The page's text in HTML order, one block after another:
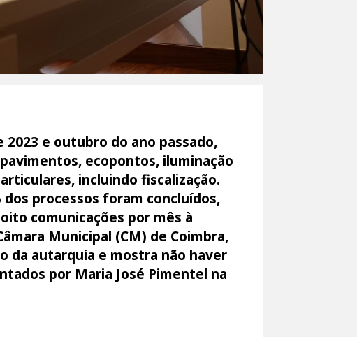
e outubro do ano passado,
ecopontos, iluminação
incluindo fiscalização.
dos processos foram concluídos,
comunicações por mês à
Municipal (CM) de Coimbra,
da autarquia e mostra não haver
por Maria José Pimentel na